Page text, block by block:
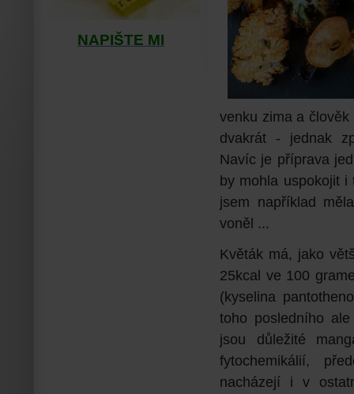
venku zima a
dvakrát - jednak
Navíc je příprava
by mohla uspokojit
jsem například
voněl ...
Květák má, jako
25kcal ve 100
(kyselina
toho posledního
jsou důležité
fytochemikálií,
nacházejí i v
NAPIŠTE MI